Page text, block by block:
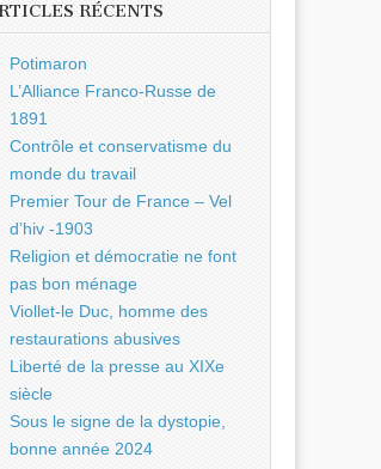
RÉCENTS
Potimaron
L’Alliance Franco-Russe de
1891
Contrôle et conservatisme du
monde du travail
Premier Tour de France – Vel
d’hiv -1903
Religion et démocratie ne font
pas bon ménage
Viollet-le Duc, homme des
restaurations abusives
Liberté de la presse au XIXe
siècle
Sous le signe de la dystopie,
bonne année 2024